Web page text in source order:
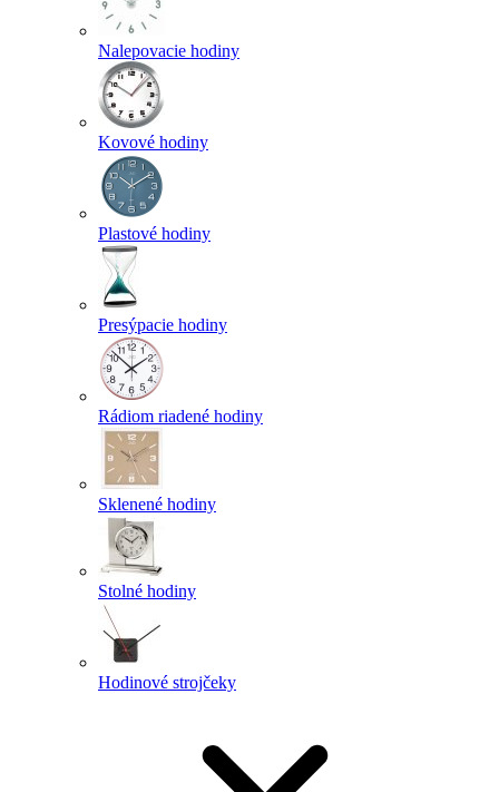
Nalepovacie hodiny
Kovové hodiny
Plastové hodiny
Presýpacie hodiny
Rádiom riadené hodiny
Sklenené hodiny
Stolné hodiny
Hodinové strojčeky